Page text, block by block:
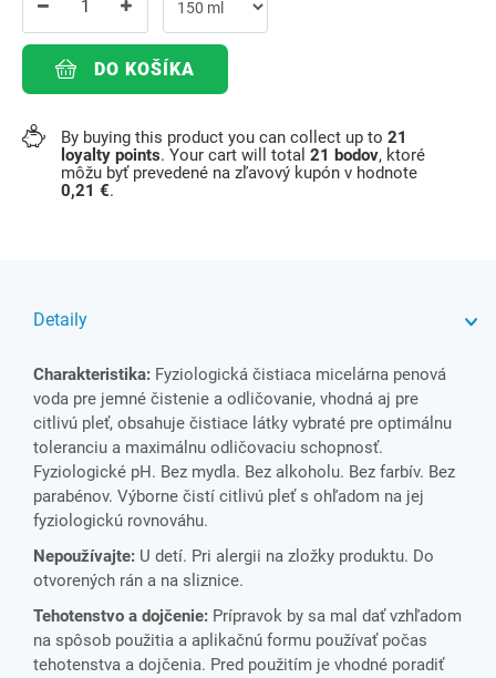
DO KOŠÍKA
By buying this product you can collect up to 21
loyalty points. Your cart will total 21 bodov, ktoré
môžu byť prevedené na zľavový kupón v hodnote
0,21 €.
Detaily
Charakteristika: Fyziologická čistiaca micelárna penová
voda pre jemné čistenie a odličovanie, vhodná aj pre
citlivú pleť, obsahuje čistiace látky vybraté pre optimálnu
toleranciu a maximálnu odličovaciu schopnosť.
Fyziologické pH. Bez mydla. Bez alkoholu. Bez farbív. Bez
parabénov. Výborne čistí citlivú pleť s ohľadom na jej
fyziologickú rovnováhu.
Nepoužívajte: U detí. Pri alergii na zložky produktu. Do
otvorených rán a na sliznice.
Tehotenstvo a dojčenie: Prípravok by sa mal dať vzhľadom
na spôsob použitia a aplikačnú formu používať počas
tehotenstva a dojčenia. Pred použitím je vhodné poradiť